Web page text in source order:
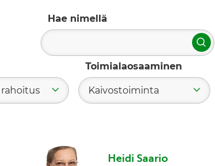
Hae nimellä
Hae
rahoitus
Toimialaosaaminen
Kaivostoiminta
Heidi Saario